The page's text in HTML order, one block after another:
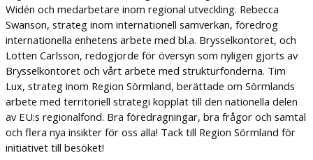
Widén och medarbetare inom regional utveckling. Rebecca
Swanson, strateg inom internationell samverkan, föredrog
internationella enhetens arbete med bl.a. Brysselkontoret, och
Lotten Carlsson, redogjorde för översyn som nyligen gjorts av
Brysselkontoret och vårt arbete med strukturfonderna. Tim
Lux, strateg inom Region Sörmland, berättade om Sörmlands
arbete med territoriell strategi kopplat till den nationella delen
av EU:s regionalfond. Bra föredragningar, bra frågor och samtal
och flera nya insikter för oss alla! Tack till Region Sörmland för
initiativet till besöket!